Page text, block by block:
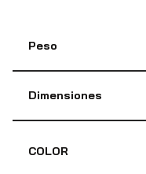
Peso
Dimensiones
COLOR